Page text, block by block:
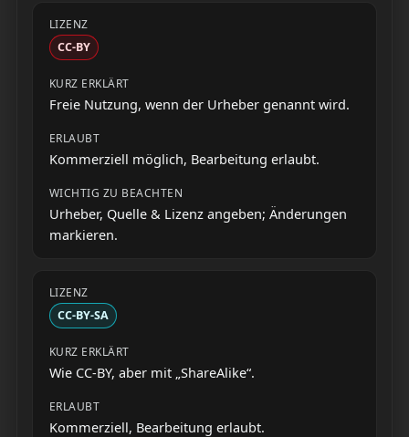
CC-BY
Freie Nutzung, wenn der Urheber genannt wird.
Kommerziell möglich, Bearbeitung erlaubt.
Urheber, Quelle & Lizenz angeben; Änderungen
markieren.
CC-BY-SA
Wie CC-BY, aber mit „ShareAlike“.
Kommerziell, Bearbeitung erlaubt.